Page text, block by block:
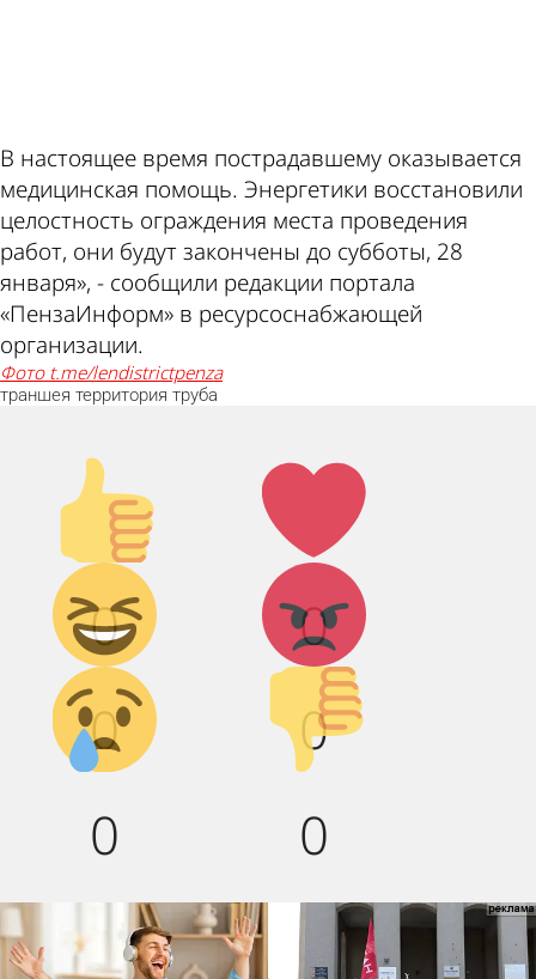
В настоящее время пострадавшему оказывается
медицинская помощь. Энергетики восстановили
целостность ограждения места проведения
работ, они будут закончены до субботы, 28
января», - сообщили редакции портала
«ПензаИнформ» в ресурсоснабжающей
организации.
фото t.me/lendistrictpenza
траншея территория труба
Палец
вверх!
0
Лайк!
0
Дикий
смех!
0
Агрессия!
0
Грусть :(
0
Палец
вниз!
0